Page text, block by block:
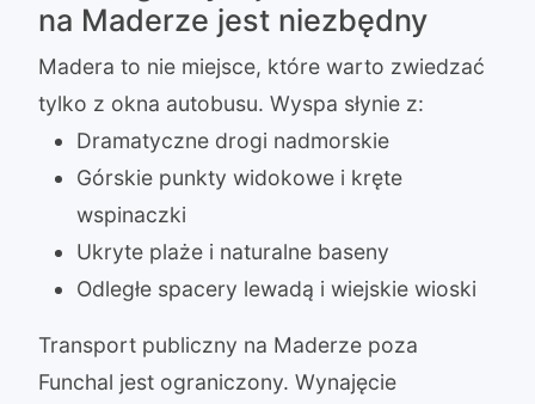
na Maderze jest niezbędny
Madera to nie miejsce, które warto zwiedzać
tylko z okna autobusu. Wyspa słynie z:
Dramatyczne drogi nadmorskie
Górskie punkty widokowe i kręte
wspinaczki
Ukryte plaże i naturalne baseny
Odległe spacery lewadą i wiejskie wioski
Transport publiczny na Maderze poza
Funchal jest ograniczony. Wynajęcie